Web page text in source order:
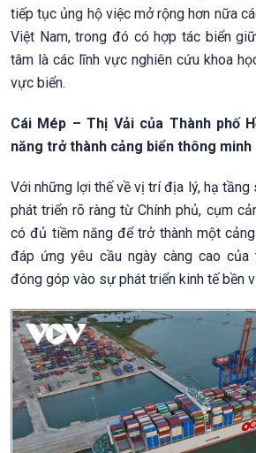
tiếp tục ủng hộ việc mở rộng hơn nữa
Việt Nam, trong đó có hợp tác biển
tâm là các lĩnh vực nghiên cứu khoa
vực biển.
Cái Mép – Thị Vải của Thành phố
năng trở thành cảng biển thông minh
Với những lợi thế về vị trí địa lý, hạ tầng
phát triển rõ ràng từ Chính phủ, cụm
có đủ tiềm năng để trở thành một
đáp ứng yêu cầu ngày càng cao của
đóng góp vào sự phát triển kinh tế bền